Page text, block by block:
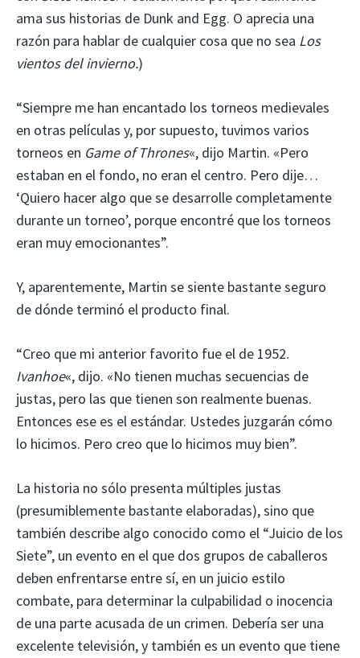
ama sus historias de Dunk and Egg. O aprecia una
razón para hablar de cualquier cosa que no sea Los
vientos del invierno.)
“Siempre me han encantado los torneos medievales
en otras películas y, por supuesto, tuvimos varios
torneos en Game of Thrones«, dijo Martin. «Pero
estaban en el fondo, no eran el centro. Pero dije…
‘Quiero hacer algo que se desarrolle completamente
durante un torneo’, porque encontré que los torneos
eran muy emocionantes”.
Y, aparentemente, Martin se siente bastante seguro
de dónde terminó el producto final.
“Creo que mi anterior favorito fue el de 1952.
Ivanhoe«, dijo. «No tienen muchas secuencias de
justas, pero las que tienen son realmente buenas.
Entonces ese es el estándar. Ustedes juzgarán cómo
lo hicimos. Pero creo que lo hicimos muy bien”.
La historia no sólo presenta múltiples justas
(presumiblemente bastante elaboradas), sino que
también describe algo conocido como el “Juicio de los
Siete”, un evento en el que dos grupos de caballeros
deben enfrentarse entre sí, en un juicio estilo
combate, para determinar la culpabilidad o inocencia
de una parte acusada de un crimen. Debería ser una
excelente televisión, y también es un evento que tiene